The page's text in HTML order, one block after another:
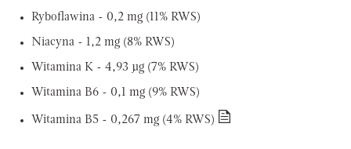
Ryboflawina - 0,2 mg (11% RWS)
Niacyna - 1,2 mg (8% RWS)
Witamina K - 4,93 µg (7% RWS)
Witamina B6 - 0,1 mg (9% RWS)
Witamina B5 - 0,267 mg (4% RWS)